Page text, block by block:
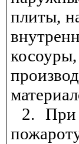
плиты,
2. При